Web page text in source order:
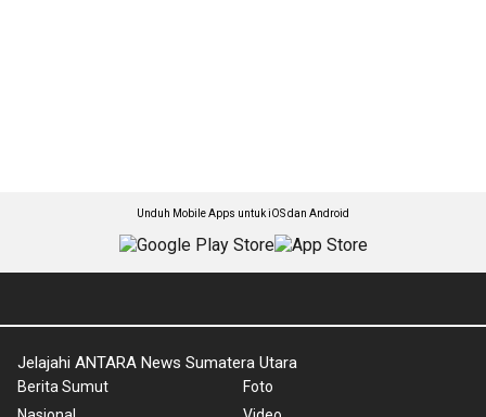
Unduh Mobile Apps untuk iOS dan Android
Jelajahi ANTARA News Sumatera Utara
Berita Sumut
Foto